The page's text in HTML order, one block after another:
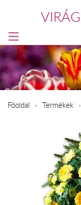
Főoldal Termékek